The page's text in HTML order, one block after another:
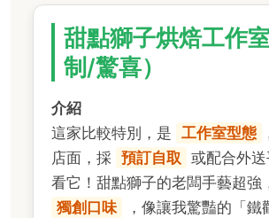
甜點獅子烘焙工作
制/驚喜）
介紹
這家比較特別，是 工作室型態
店面，採 預訂自取 或配合外
看它！甜點獅子的老闆手藝超強
獨創口味
，像讓我驚豔的「鐵